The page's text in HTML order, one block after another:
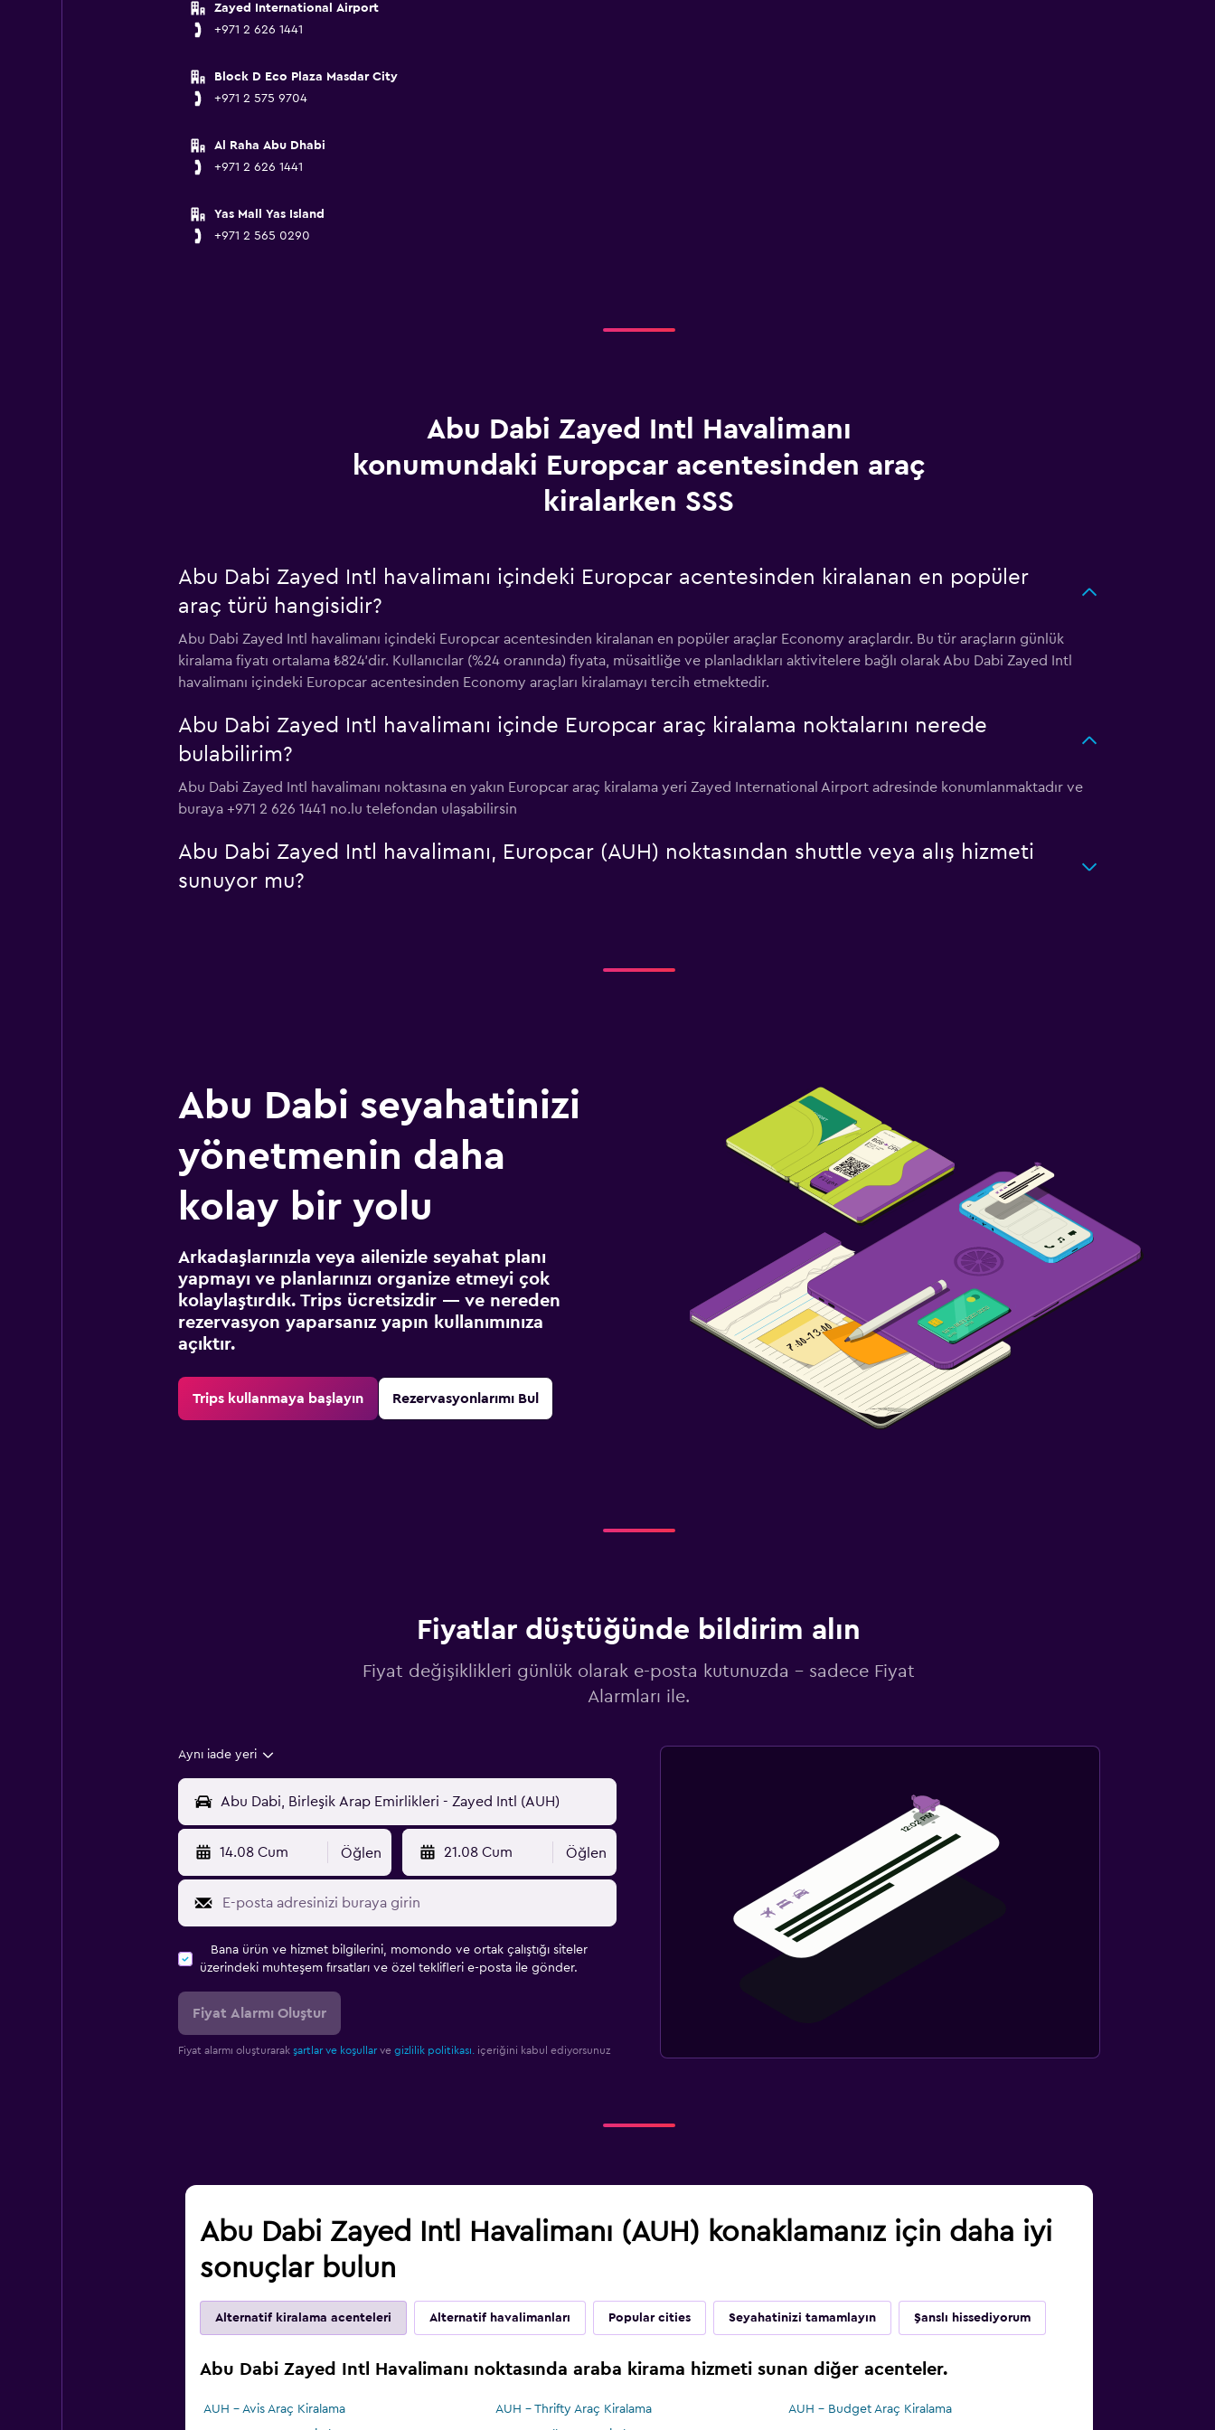
Zayed International Airport
+971 2 626 1441
Block D Eco Plaza Masdar City
+971 2 575 9704
Al Raha Abu Dhabi
+971 2 626 1441
Yas Mall Yas Island
+971 2 565 0290
Abu Dabi Zayed Intl Havalimanı
konumundaki Europcar acentesinden araç
kiralarken SSS
Abu Dabi Zayed Intl havalimanı içindeki Europcar acentesinden kiralanan en popüler
araç türü hangisidir?
Abu Dabi Zayed Intl havalimanı içindeki Europcar acentesinden kiralanan en popüler araçlar Economy araçlardır. Bu tür araçların günlük
kiralama fiyatı ortalama ₺824'dir. Kullanıcılar (%24 oranında) fiyata, müsaitliğe ve planladıkları aktivitelere bağlı olarak Abu Dabi Zayed Intl
havalimanı içindeki Europcar acentesinden Economy araçları kiralamayı tercih etmektedir.
Abu Dabi Zayed Intl havalimanı içinde Europcar araç kiralama noktalarını nerede
bulabilirim?
Abu Dabi Zayed Intl havalimanı noktasına en yakın Europcar araç kiralama yeri Zayed International Airport adresinde konumlanmaktadır ve
buraya +971 2 626 1441 no.lu telefondan ulaşabilirsin
Abu Dabi Zayed Intl havalimanı, Europcar (AUH) noktasından shuttle veya alış hizmeti
sunuyor mu?
Abu Dabi seyahatinizi
yönetmenin daha
kolay bir yolu
Arkadaşlarınızla veya ailenizle seyahat planı
yapmayı ve planlarınızı organize etmeyi çok
kolaylaştırdık. Trips ücretsizdir — ve nereden
rezervasyon yaparsanız yapın kullanımınıza
açıktır.
Trips kullanmaya başlayın Rezervasyonlarımı Bul
Fiyatlar düştüğünde bildirim alın
Fiyat değişiklikleri günlük olarak e-posta kutunuzda - sadece Fiyat
Alarmları ile.
Aynı iade yeri
14.08 Cum Öğlen 21.08 Cum Öğlen
Bana ürün ve hizmet bilgilerini, momondo ve ortak çalıştığı siteler
üzerindeki muhteşem fırsatları ve özel teklifleri e-posta ile gönder.
Fiyat Alarmı Oluştur
Fiyat alarmı oluşturarak şartlar ve koşullarve gizlilik politikası. içeriğini kabul ediyorsunuz
Abu Dabi Zayed Intl Havalimanı (AUH) konaklamanız için daha iyi
sonuçlar bulun
Alternatif kiralama acenteleri Alternatif havalimanları Popular cities Seyahatinizi tamamlayın Şanslı hissediyorum
Abu Dabi Zayed Intl Havalimanı noktasında araba kirama hizmeti sunan diğer acenteler.
AUH - Avis Araç Kiralama AUH - Thrifty Araç Kiralama
AUH - Budget Araç Kiralama